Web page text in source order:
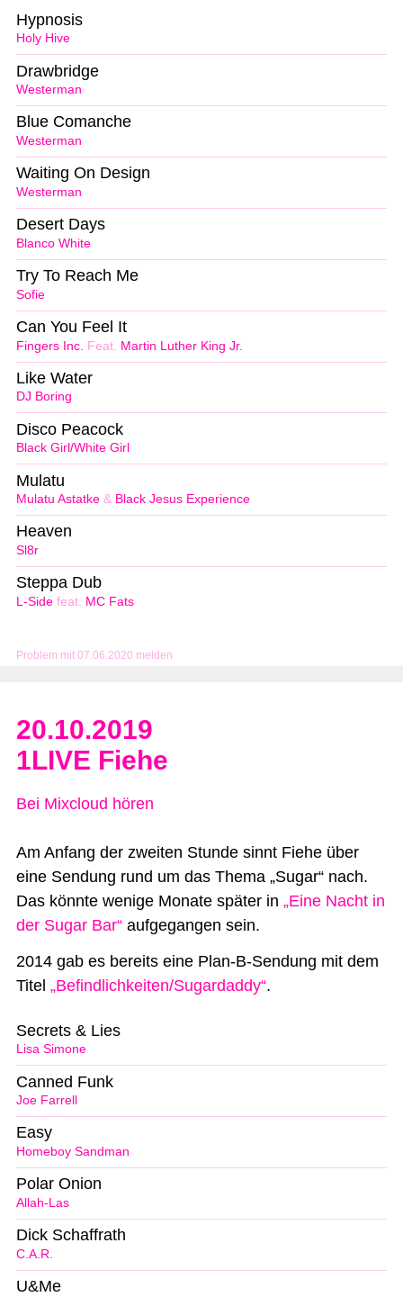
Problem mit 07.06.2020 melden
Holy Hive
Hypnosis
Westerman
Drawbridge
Westerman
Blue Comanche
Westerman
Waiting On Design
Blanco White
Desert Days
Sofie
Try To Reach Me
Fingers Inc. Feat. Martin Luther King Jr.
Can You Feel It
DJ Boring
Like Water
Black Girl/White Girl
Disco Peacock
Mulatu Astatke & Black Jesus Experience
Mulatu
Sl8r
Heaven
L-Side feat. MC Fats
Steppa Dub
20.10.2019
1LIVE Fiehe
Bei Mixcloud hören
Am Anfang der zweiten Stunde sinnt Fiehe über
eine Sendung rund um das Thema „Sugar“ nach.
Das könnte wenige Monate später in „Eine Nacht in
der Sugar Bar“ aufgegangen sein.
2014 gab es bereits eine Plan-B-Sendung mit dem
Titel „Befindlichkeiten/Sugardaddy“.
Lisa Simone
Secrets & Lies
Joe Farrell
Canned Funk
Homeboy Sandman
Easy
Allah-Las
Polar Onion
C.A.R.
Dick Schaffrath
U&Me